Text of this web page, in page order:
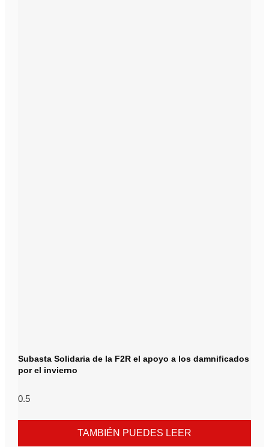
Subasta Solidaria de la F2R el apoyo a los damnificados
por el invierno
TAMBIÉN PUEDES LEER